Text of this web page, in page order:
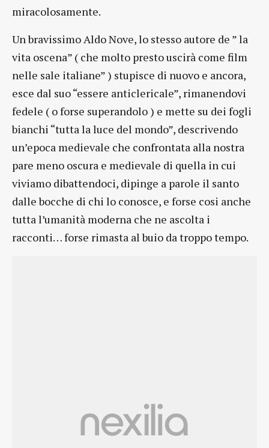
miracolosamente.
Un bravissimo Aldo Nove, lo stesso autore de ” la
vita oscena” ( che molto presto uscirà come film
nelle sale italiane” ) stupisce di nuovo e ancora,
esce dal suo “essere anticlericale”, rimanendovi
fedele ( o forse superandolo ) e mette su dei fogli
bianchi “tutta la luce del mondo”, descrivendo
un’epoca medievale che confrontata alla nostra
pare meno oscura e medievale di quella in cui
viviamo dibattendoci, dipinge a parole il santo
dalle bocche di chi lo conosce, e forse cosi anche
tutta l’umanità moderna che ne ascolta i
racconti… forse rimasta al buio da troppo tempo.